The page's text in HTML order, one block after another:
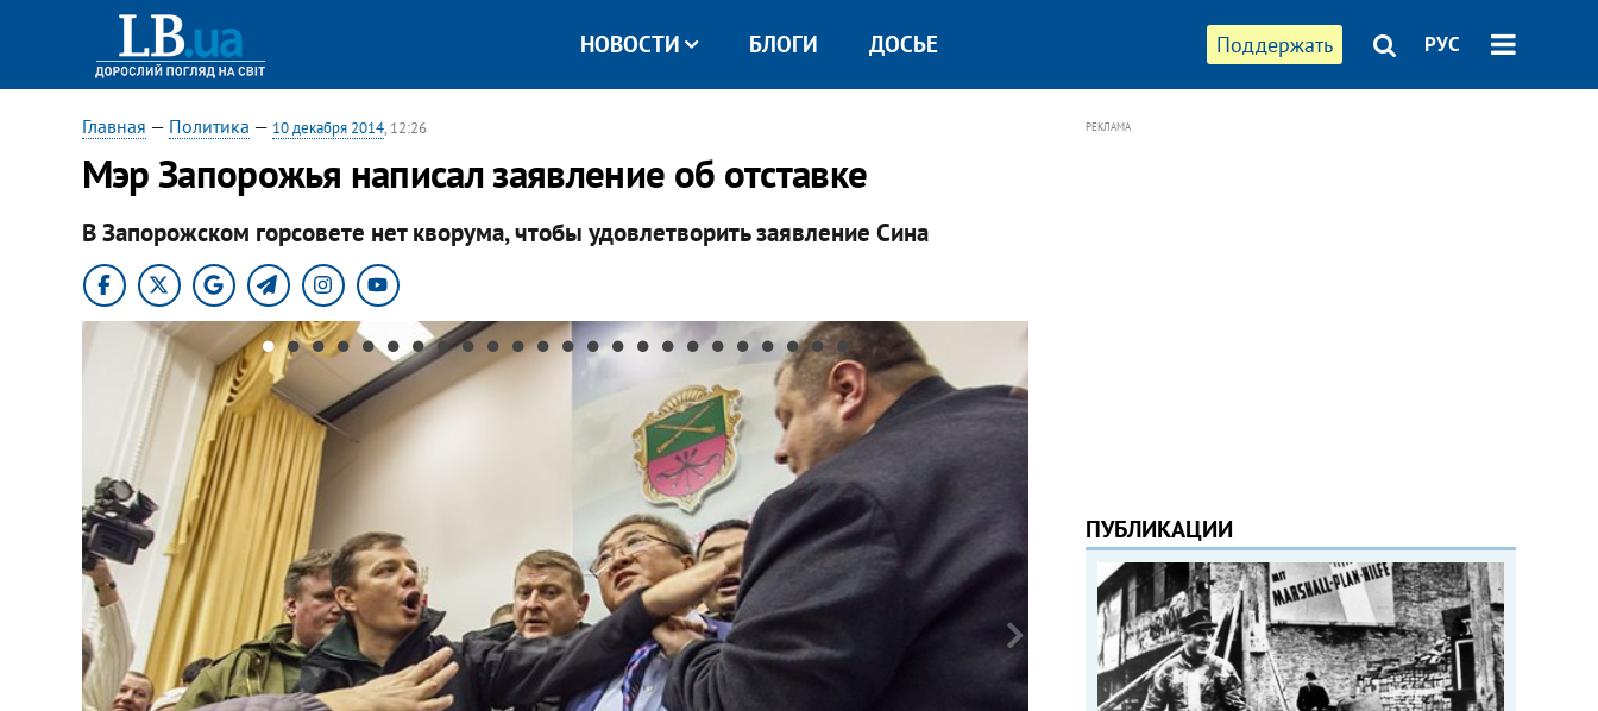
Поддержать РУС
НОВОСТИ БЛОГИ ДОСЬЕ
Главная — Политика — 10 декабря 2014, 12:26
Мэр Запорожья написал заявление об отставке
В Запорожском горсовете нет кворума, чтобы удовлетворить заявление Сина
РЕКЛАМА
ПУБЛИКАЦИИ